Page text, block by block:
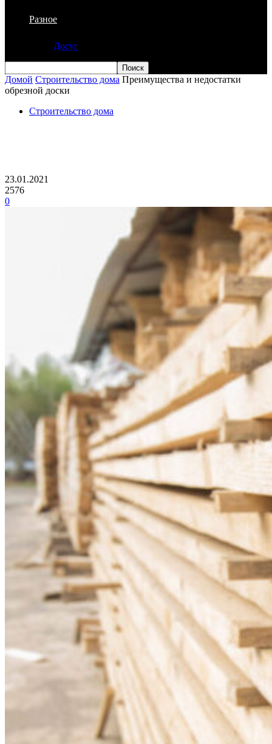
Разное
Досуг
Домой Строительство дома Преимущества и недостатки
обрезной доски
Строительство дома
23.01.2021
2576
0